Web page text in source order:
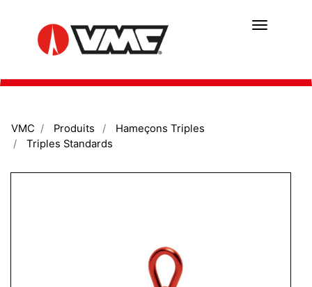
au
contenu
principal
VMC Produits
Hameçons Triples
Triples Standards